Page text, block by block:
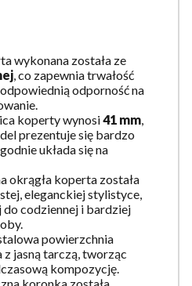
wykonana została ze
, co zapewnia trwałość
odporność na
koperty wynosi41 mm
prezentuje się bardzo
układa się na
okrągła koperta została
eleganckiej stylistyce,
do codziennej i bardziej
powierzchnia
z jasną tarczą, tworząc
kompozycję.
koronka została